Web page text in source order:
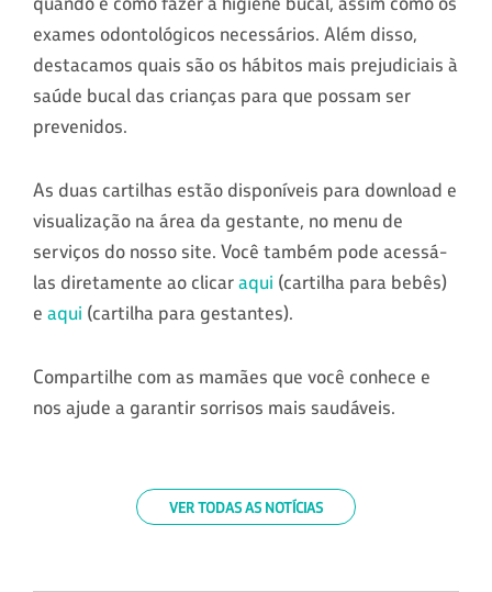
exames odontológicos necessários. Além disso,
destacamos quais são os hábitos mais prejudiciais à
saúde bucal das crianças para que possam ser
prevenidos.
As duas cartilhas estão disponíveis para download e
visualização na área da gestante, no menu de
serviços do nosso site. Você também pode acessá-
las diretamente ao clicaraqui (cartilha para bebês)
e aqui (cartilha para gestantes).
Compartilhe com as mamães que você conhece e
nos ajude a garantir sorrisos mais saudáveis.
VER TODAS AS NOTÍCIAS